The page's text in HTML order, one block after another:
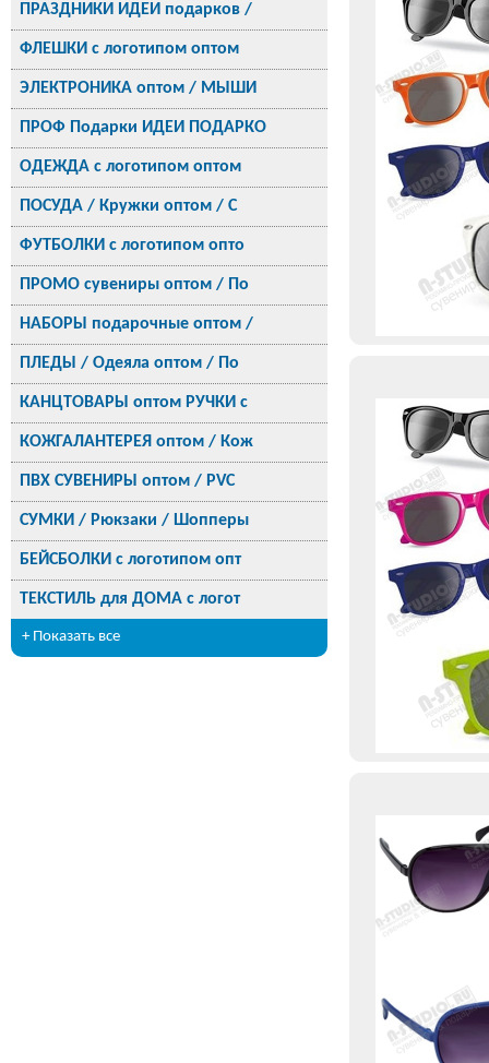
ПРАЗДНИКИ ИДЕИ подарков /
ФЛЕШКИ с логотипом оптом
ЭЛЕКТРОНИКА оптом / МЫШИ
ПРОФ Подарки ИДЕИ ПОДАРКО
ОДЕЖДА с логотипом оптом
ПОСУДА / Кружки оптом / С
ФУТБОЛКИ с логотипом опто
ПРОМО сувениры оптом / По
НАБОРЫ подарочные оптом /
ПЛЕДЫ / Одеяла оптом / По
КАНЦТОВАРЫ оптом РУЧКИ с
КОЖГАЛАНТЕРЕЯ оптом / Кож
ПВХ СУВЕНИРЫ оптом / PVC
СУМКИ / Рюкзаки / Шопперы
БЕЙСБОЛКИ с логотипом опт
ТЕКСТИЛЬ для ДОМА с логот
+ Показать все